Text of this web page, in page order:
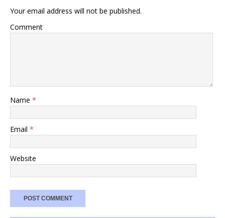
Your email address will not be published.
Comment
Name *
Email *
Website